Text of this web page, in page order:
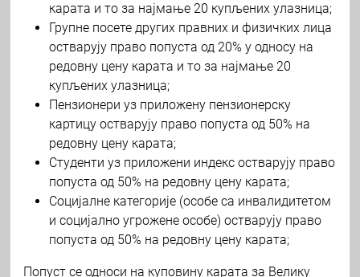
карата и то за најмање 20 купљених улазница;
Групне посете других правних и физичких лица
остварују право попуста од 20% у односу на
редовну цену карата и то за најмање 20
купљених улазница;
Пензионери уз приложену пензионерску
картицу остварују право попуста од 50% на
редовну цену карата;
Студенти уз приложени индекс остварују право
попуста од 50% на редовну цену карата;
Социјалне категорије (особе са инвалидитетом
и социјално угрожене особе) остварују право
попуста од 50% на редовну цену карата;
Попуст се односи на куповину карата за Велику